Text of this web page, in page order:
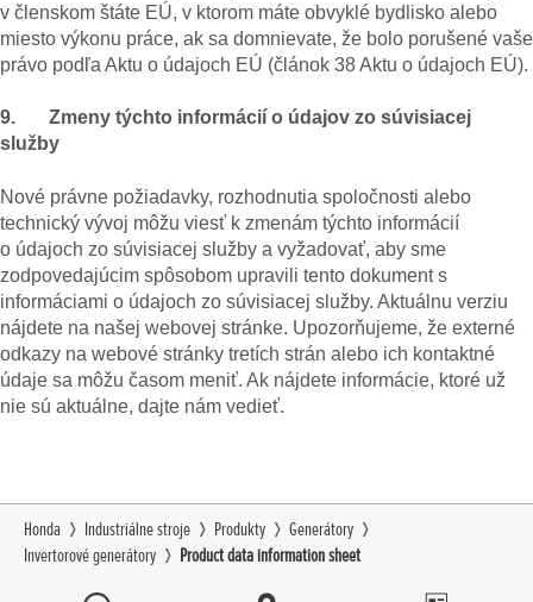
v členskom štáte EÚ, v ktorom máte obvyklé bydlisko alebo
miesto výkonu práce, ak sa domnievate, že bolo porušené vaše
právo podľa Aktu o údajoch EÚ (článok 38 Aktu o údajoch EÚ).
9. Zmeny týchto informácií o údajov zo súvisiacej
služby
Nové právne požiadavky, rozhodnutia spoločnosti alebo
technický vývoj môžu viesť k zmenám týchto informácií
o údajoch zo súvisiacej služby a vyžadovať, aby sme
zodpovedajúcim spôsobom upravili tento dokument s
informáciami o údajoch zo súvisiacej služby. Aktuálnu verziu
nájdete na našej webovej stránke. Upozorňujeme, že externé
odkazy na webové stránky tretích strán alebo ich kontaktné
údaje sa môžu časom meniť. Ak nájdete informácie, ktoré už
nie sú aktuálne, dajte nám vedieť.
Honda Industriálne stroje Produkty
Generátory
Invertorové generátory
Product data information sheet